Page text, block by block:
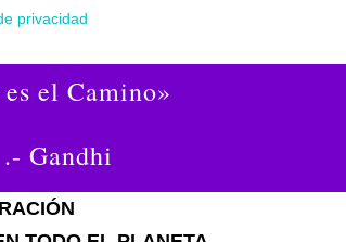
privacidad
el Camino»